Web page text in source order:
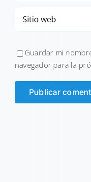
Guardar mi
navegador para la